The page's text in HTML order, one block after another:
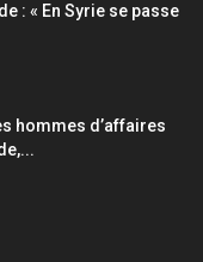
: « En Syrie se passe
hommes d’affaires